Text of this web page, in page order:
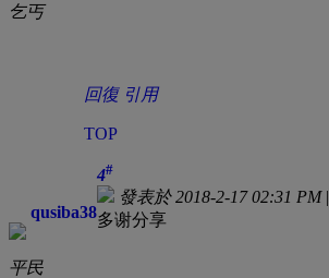
乞丐
回復 引用
TOP
qusiba38
平民
4#
發表於 2018-2-17 02:31 PM|
多谢分享